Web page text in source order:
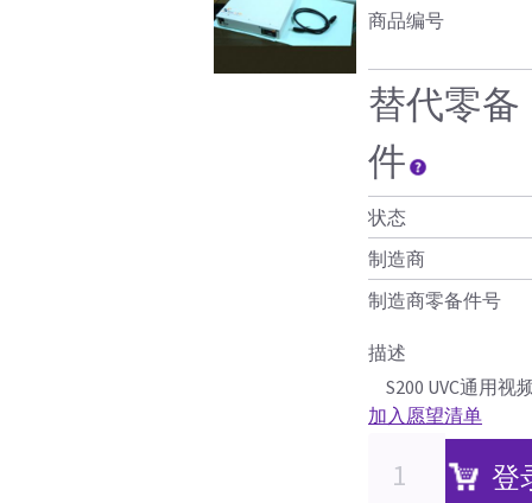
商品编号
替代零备
件
状态
制造商
制造商零备件号
描述
S200 UVC通用视
加入愿望清单
登